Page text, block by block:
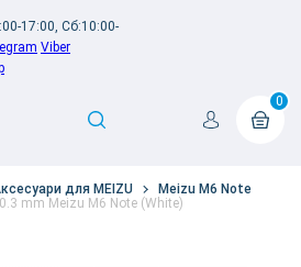
17:00, Сб:10:00-
Viber
0
для MEIZU
Meizu M6 Note
mm Meizu M6 Note (White)